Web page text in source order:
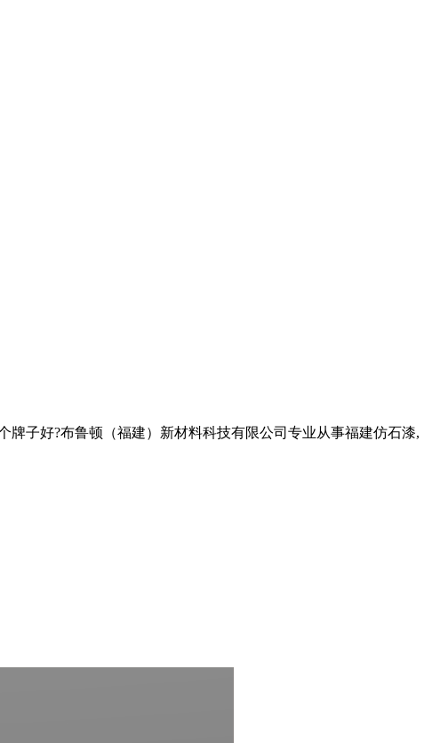
子好?布鲁顿（福建）新材料科技有限公司专业从事福建仿石漆,